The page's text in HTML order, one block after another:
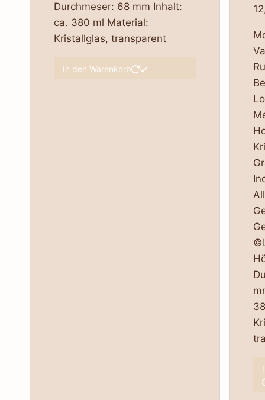
Durchmeser: 68 mm Inhalt:
ca. 380 ml Material:
Kristallglas, transparent
In den Warenkorb